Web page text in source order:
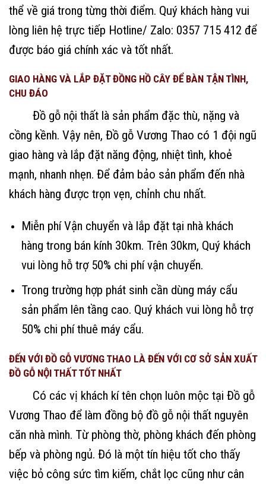
thể về giá trong từng thời điểm. Quý khách hàng vui
lòng liên hệ trực tiếp Hotline/ Zalo: 0357 715 412 để
được báo giá chính xác và tốt nhất.
GIAO HÀNG VÀ LẮP ĐẶT ĐỒNG HỒ CÂY ĐỂ BÀN TẬN TÌNH,
CHU ĐÁO
Đồ gỗ nội thất là sản phẩm đặc thù, nặng và
cồng kềnh. Vậy nên, Đồ gỗ Vương Thao có 1 đội ngũ
giao hàng và lắp đặt năng động, nhiệt tình, khoẻ
mạnh, nhanh nhẹn. Để đảm bảo sản phẩm đến nhà
khách hàng được trọn vẹn, chỉnh chu nhất.
Miễn phí Vận chuyển và lắp đặt tại nhà khách
hàng trong bán kính 30km. Trên 30km, Quý khách
vui lòng hỗ trợ 50% chi phí vận chuyển.
Trong trường hợp phát sinh cần dùng máy cẩu
sản phẩm lên tầng cao. Quý khách vui lòng hỗ trợ
50% chi phí thuê máy cẩu.
ĐẾN VỚI ĐỒ GỖ VƯƠNG THAO LÀ ĐẾN VỚI CƠ SỞ SẢN XUẤT
ĐỒ GỖ NỘI THẤT TỐT NHẤT
Có các vị khách kí tên chọn luôn mộc tại Đồ gỗ
Vương Thao để làm đồng bộ đồ gỗ nội thất nguyên
căn nhà mình. Từ phòng thờ, phòng khách đến phòng
bếp và phòng ngủ. Đó là một tín hiệu tốt cho thấy
việc bỏ công sức tìm kiếm, chắt lọc cũng như cân